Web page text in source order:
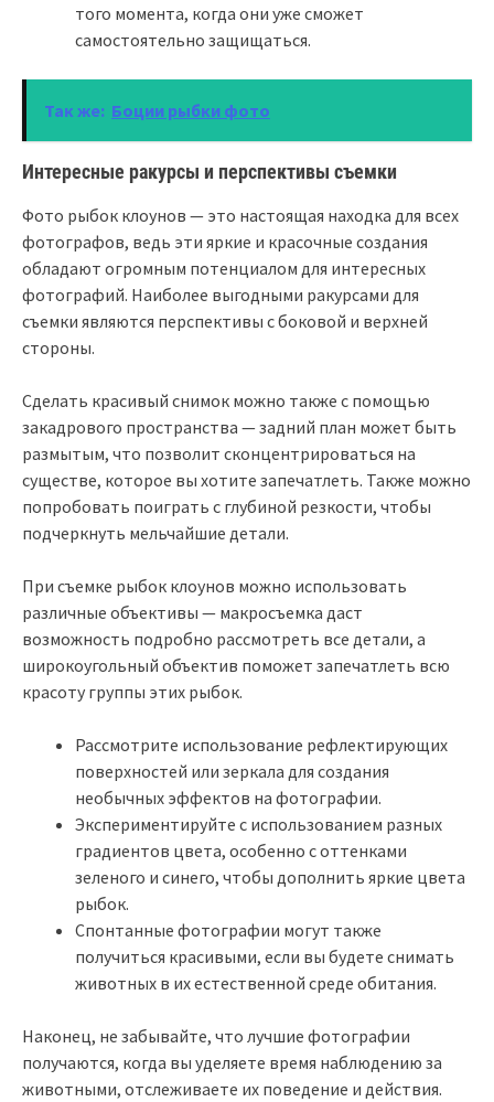
того момента, когда они уже сможет
самостоятельно защищаться.
Так же: Боции рыбки фото
Интересные ракурсы и перспективы съемки
Фото рыбок клоунов — это настоящая находка для всех
фотографов, ведь эти яркие и красочные создания
обладают огромным потенциалом для интересных
фотографий. Наиболее выгодными ракурсами для
съемки являются перспективы с боковой и верхней
стороны.
Сделать красивый снимок можно также с помощью
закадрового пространства — задний план может быть
размытым, что позволит сконцентрироваться на
существе, которое вы хотите запечатлеть. Также можно
попробовать поиграть с глубиной резкости, чтобы
подчеркнуть мельчайшие детали.
При съемке рыбок клоунов можно использовать
различные объективы — макросъемка даст
возможность подробно рассмотреть все детали, а
широкоугольный объектив поможет запечатлеть всю
красоту группы этих рыбок.
Рассмотрите использование рефлектирующих
поверхностей или зеркала для создания
необычных эффектов на фотографии.
Экспериментируйте с использованием разных
градиентов цвета, особенно с оттенками
зеленого и синего, чтобы дополнить яркие цвета
рыбок.
Спонтанные фотографии могут также
получиться красивыми, если вы будете снимать
животных в их естественной среде обитания.
Наконец, не забывайте, что лучшие фотографии
получаются, когда вы уделяете время наблюдению за
животными, отслеживаете их поведение и действия.